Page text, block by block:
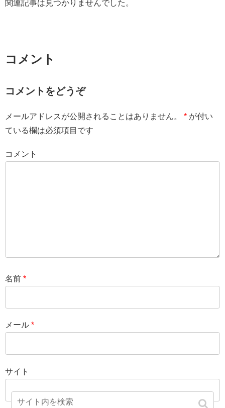
関連記事は見つかりませんでした。
コメント
コメントをどうぞ
メールアドレスが公開されることはありません。 * が付い
ている欄は必須項目です
コメント
名前 *
メール *
サイト